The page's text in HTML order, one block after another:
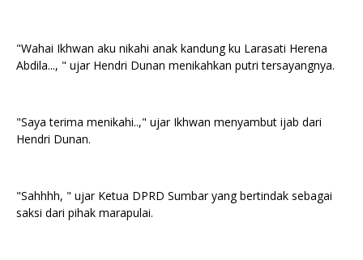
"Wahai Ikhwan aku nikahi anak kandung ku Larasati Herena
Abdila..., " ujar Hendri Dunan menikahkan putri tersayangnya.
"Saya terima menikahi..," ujar Ikhwan menyambut ijab dari
Hendri Dunan.
"Sahhhh, " ujar Ketua DPRD Sumbar yang bertindak sebagai
saksi dari pihak marapulai.